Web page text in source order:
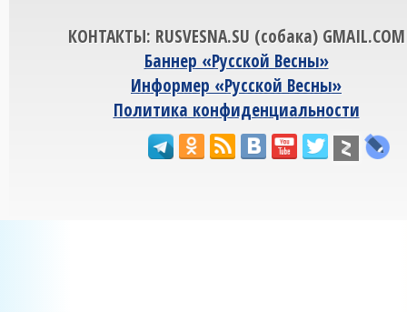
КОНТАКТЫ: RUSVESNA.SU (собака) GMAIL.COM
Баннер «Русской Весны»
Информер «Русской Весны»
Политика конфиденциальности